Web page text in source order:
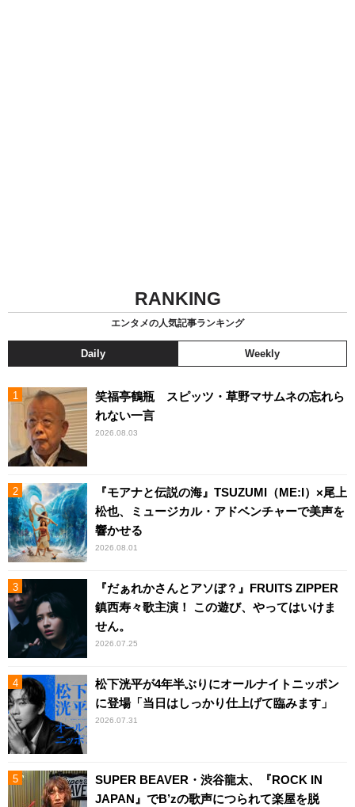
RANKING
エンタメの人気記事ランキング
Daily Weekly
笑福亭鶴瓶 スピッツ・草野マサムネの忘れら
れない一言
2026.08.03
『モアナと伝説の海』TSUZUMI（ME:I）×尾上
松也、ミュージカル・アドベンチャーで美声を
響かせる
2026.08.01
『だぁれかさんとアソぼ？』FRUITS ZIPPER
鎮西寿々歌主演！ この遊び、やってはいけま
せん。
2026.07.25
松下洸平が4年半ぶりにオールナイトニッポン
に登場「当日はしっかり仕上げて臨みます」
2026.07.31
SUPER BEAVER・渋谷龍太、『ROCK IN
JAPAN』でB’zの歌声につられて楽屋を脱